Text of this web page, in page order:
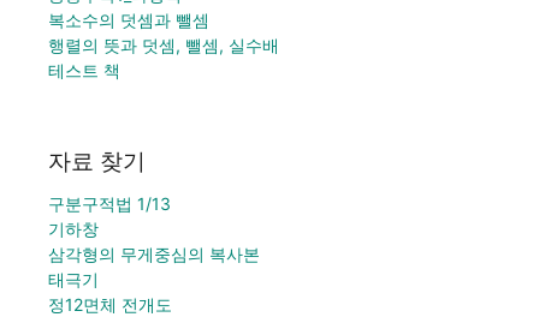
복소수의 덧셈과 뺄셈
행렬의 뜻과 덧셈, 뺄셈, 실수배
테스트 책
자료 찾기
구분구적법 1/13
기하창
삼각형의 무게중심의 복사본
태극기
정12면체 전개도